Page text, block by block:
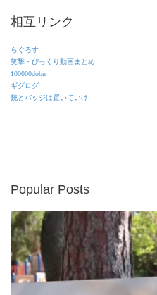
相互リンク
らぐろす
笑撃・びっくり動画まとめ
100000dobu
ギグログ
銃とバッジは置いていけ
Popular Posts